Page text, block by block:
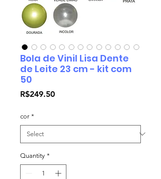
Bola de Vinil Lisa Dente
de Leite 23 cm - kit com
50
R$249.50Price
cor *
Quantity *